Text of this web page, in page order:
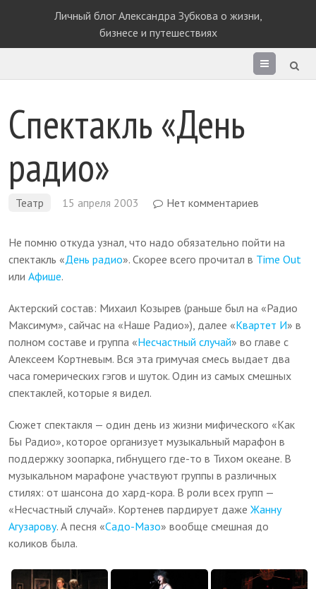
Личный блог Александра Зубкова о жизни,
бизнесе и путешествиях
Спектакль «День
радио»
Театр 15 апреля 2003 Нет комментариев
Не помню откуда узнал, что надо обязательно пойти на
спектакль «День радио». Скорее всего прочитал в Time Out
илиАфише.
Актерский состав: Михаил Козырев (раньше был на «Радио
Максимум», сайчас на «Наше Радио»), далее «Квартет И» в
полном составе и группа «Несчастный случай» во главе с
Алексеем Кортневым. Вся эта гримучая смесь выдает два
часа гомерических гэгов и шуток. Один из самых смешных
спектаклей, которые я видел.
Сюжет спектакля — один день из жизни мифического «Как
Бы Радио», которое организует музыкальный марафон в
поддержку зоопарка, гибнущего где-то в Тихом океане. В
музыкальном марафоне участвуют группы в различных
стилях: от шансона до хард-кора. В роли всех групп —
«Несчастный случай». Кортенев пардирует дажеЖанну
Агузарову. А песня «Садо-Мазо» вообще смешная до
коликов была.